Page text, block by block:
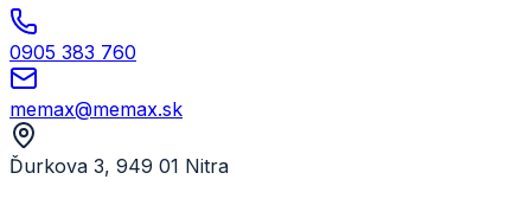
0905 383 760
memax@memax.sk
Ďurkova 3, 949 01 Nitra